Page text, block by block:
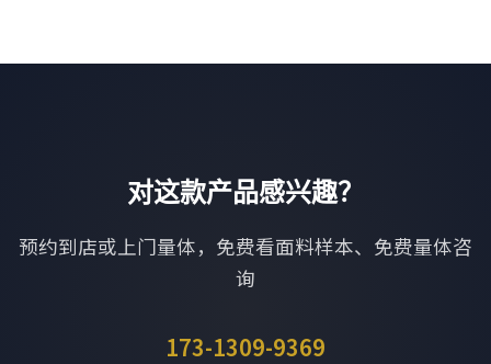
对这款产品感兴趣？
预约到店或上门量体，免费看面料样本、免费量体咨
询
173-1309-9369